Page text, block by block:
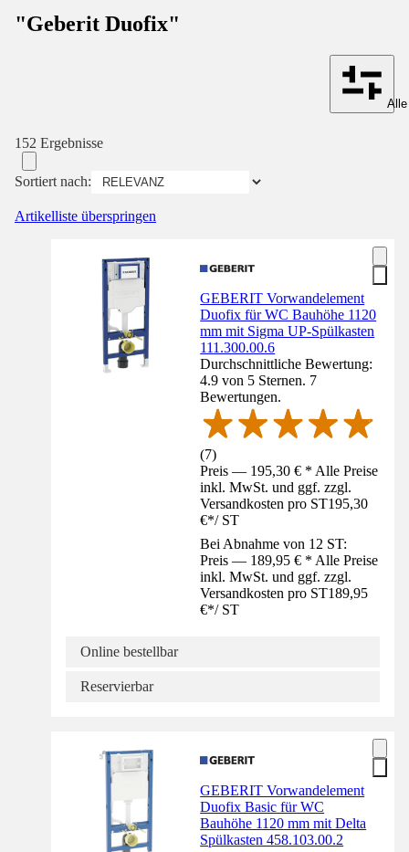
"Geberit Duofix"
152 Ergebnisse
Sortiert nach:
Artikelliste überspringen
GEBERIT Vorwandelement
Duofix für WC Bauhöhe 1120
mm mit Sigma UP-Spülkasten
111.300.00.6
Durchschnittliche Bewertung:
4.9 von 5 Sternen. 7
Bewertungen.
(7)
Preis — 195,30 € * Alle Preise
inkl. MwSt. und ggf. zzgl.
Versandkosten pro ST195,30
€*/ ST
Bei Abnahme von 12 ST:
Preis — 189,95 € * Alle Preise
inkl. MwSt. und ggf. zzgl.
Versandkosten pro ST189,95
€*/ ST
Online bestellbar
Reservierbar
GEBERIT Vorwandelement
Duofix Basic für WC
Bauhöhe 1120 mm mit Delta
Spülkasten 458.103.00.2